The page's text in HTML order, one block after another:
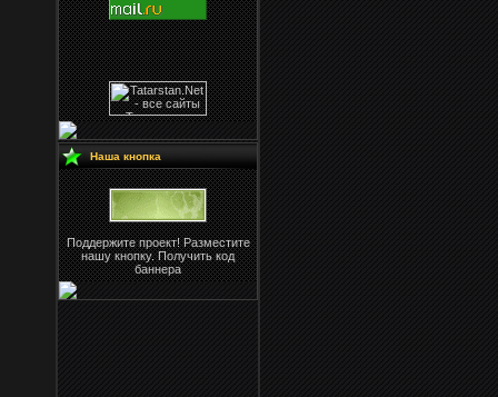
Наша кнопка
Поддержите проект! Разместите
нашу кнопку. Получить код
баннера